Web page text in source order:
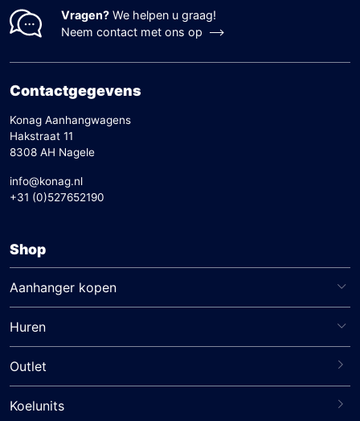
Vragen? We helpen u graag!
Neem contact met ons op
Contactgegevens
Konag Aanhangwagens
Hakstraat 11
8308 AH Nagele
info@konag.nl
+31 (0)527652190
Shop
Aanhanger kopen
Huren
Outlet
Koelunits